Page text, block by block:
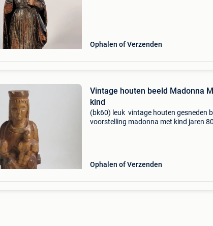
Ophalen of Verzenden
Vintage houten beeld Madonna
kind
(bk60) leuk vintage houten gesneden
voorstelling madonna met kind jaren
Ophalen of Verzenden